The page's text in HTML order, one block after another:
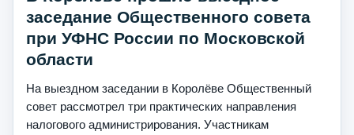
заседание Общественного совета
при УФНС России по Московской
области
На выездном заседании в Королёве Общественный
совет рассмотрел три практических направления
налогового администрирования. Участникам